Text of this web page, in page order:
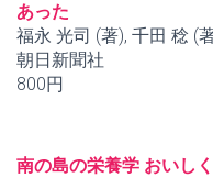
あった
福永 光司 (著), 千田 稔 (
朝日新聞社
800円
南の島の栄養学 おいし